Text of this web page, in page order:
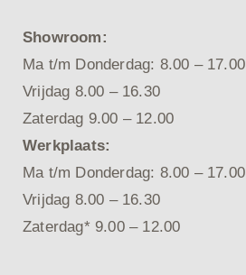
Showroom:
Ma t/m Donderdag: 8.00 – 17.00
Vrijdag 8.00 – 16.30
Zaterdag 9.00 – 12.00
Werkplaats:
Ma t/m Donderdag: 8.00 – 17.00
Vrijdag 8.00 – 16.30
Zaterdag* 9.00 – 12.00